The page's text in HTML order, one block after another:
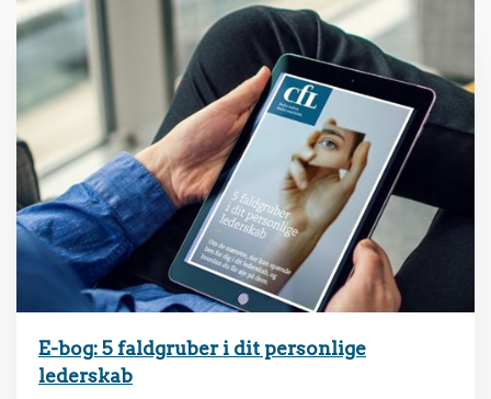
E-bog: 5 faldgruber i dit personlige
lederskab